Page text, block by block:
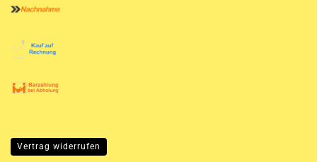
Vertrag widerrufen